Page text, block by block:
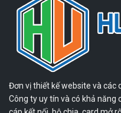
Đơn vị thiết kế website và các
Công ty uy tín và có khả năng